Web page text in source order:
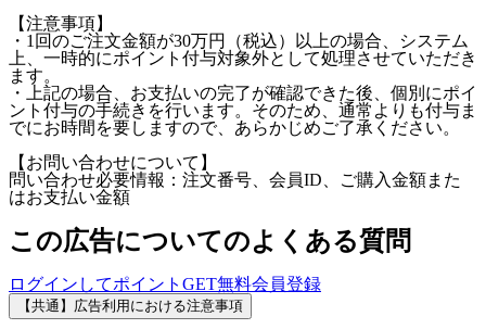
【注意事項】
・1回のご注文金額が30万円（税込）以上の場合、システム
上、一時的にポイント付与対象外として処理させていただき
ます。
・上記の場合、お支払いの完了が確認できた後、個別にポイ
ント付与の手続きを行います。そのため、通常よりも付与ま
でにお時間を要しますので、あらかじめご了承ください。
【お問い合わせについて】
問い合わせ必要情報：注文番号、会員ID、ご購入金額また
はお支払い金額
この広告についてのよくある質問
ログインしてポイントGET無料会員登録
【共通】広告利用における注意事項